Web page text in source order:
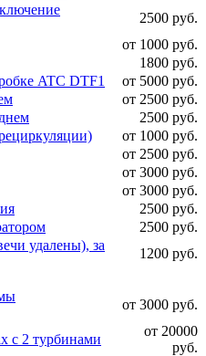
2500 руб.
от 1000 руб.
1800 руб.
ATC DTF1
от 5000 руб.
от 2500 руб.
2500 руб.
от 1000 руб.
от 2500 руб.
от 3000 руб.
от 3000 руб.
2500 руб.
2500 руб.
удалены), за
1200 руб.
от 3000 руб.
с 2 турбинами
от 20000
руб.